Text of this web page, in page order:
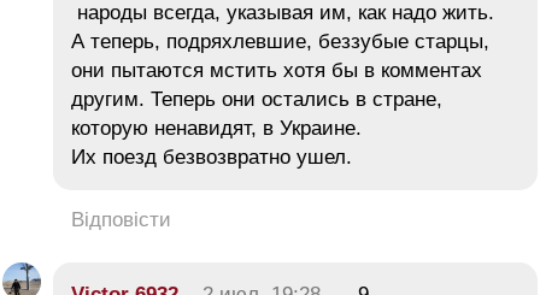
народы всегда, указывая им, как надо жить.
А теперь, подряхлевшие, беззубые старцы,
они пытаются мстить хотя бы в комментах
другим. Теперь они остались в стране,
которую ненавидят, в Украине.
Их поезд безвозвратно ушел.
Відповісти